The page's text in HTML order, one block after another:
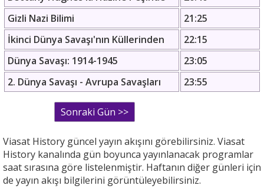
Gizli Nazi Bilimi
21:25
İkinci Dünya Savaşı'nın Küllerinden
22:15
Dünya Savaşı: 1914-1945
23:05
2. Dünya Savaşı - Avrupa Savaşları
23:55
Viasat History güncel yayın akışını görebilirsiniz. Viasat
History kanalında gün boyunca yayınlanacak programlar
saat sırasına göre listelenmiştir. Haftanın diğer günleri için
de yayın akışı bilgilerini görüntüleyebilirsiniz.